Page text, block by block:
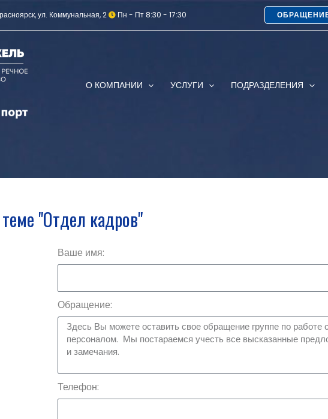
ул. Коммунальная, 2 Пн - Пт 8:30 - 17:30
О КОМПАНИИ УСЛУГИ ПОДРАЗДЕЛЕНИЯ
"Отдел кадров"
Ваше имя:
Обращение:
Телефон: